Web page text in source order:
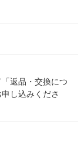
返品・交換につ
し込みくださ